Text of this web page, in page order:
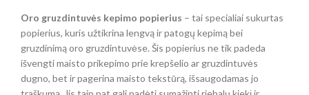
Oro gruzdintuvės kepimo popierius – tai specialiai sukurtas
popierius, kuris užtikrina lengvą ir patogų kepimą bei
gruzdinimą oro gruzdintuvėse. Šis popierius ne tik padeda
išvengti maisto prikepimo prie krepšelio ar gruzdintuvės
dugno, bet ir pagerina maisto tekstūrą, išsaugodamas jo